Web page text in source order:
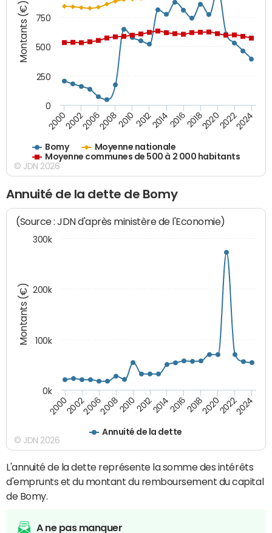
Montants (€)
Bomy
Moyenne nationale
Moyenne communes de 500 à 2 000 habitants
200020022006200820102012201420162018202020222024
0
250
500
750
© JDN 2026
Annuité de la dette de Bomy
Montants (€)
(Source : JDN d'après ministère de l'Economie)
Annuité de la dette
200020022006200820102012201420162018202020222024
0k
100k
200k
300k
© JDN 2026
L'annuité de la dette représente la somme des intérêts
d'emprunts et du montant du remboursement du capital
de Bomy.
A ne pas manquer